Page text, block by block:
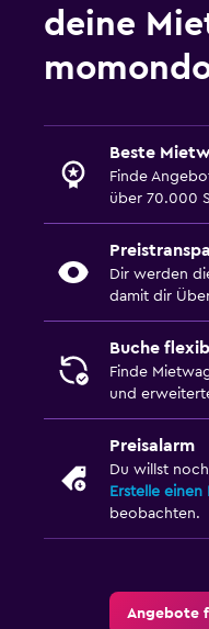
deine
Beste
Finde
über 70.000
Dir werden
damit dir
Buche
Finde
und
Preisalarm
Du willst
Erstelle einen
beobachten.
Angebote